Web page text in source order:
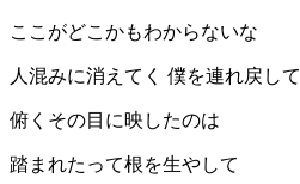
ここがどこかもわからないな
人混みに消えてく 僕を連れ戻して
俯くその目に映したのは
踏まれたって根を生やして